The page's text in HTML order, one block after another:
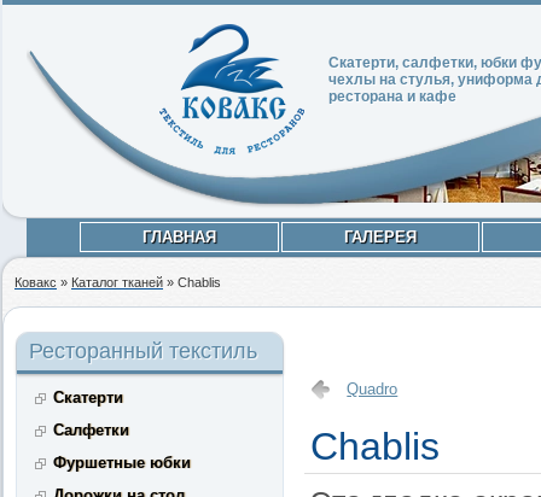
Скатерти, салфетки, юбки
чехлы на стулья, униформа
ресторана и кафе
ГЛАВНАЯ ГАЛЕРЕЯ
Ковакс » Каталог тканей » Chablis
Ресторанный текстиль
Скатерти
Салфетки
Фуршетные юбки
Quadro
Chablis